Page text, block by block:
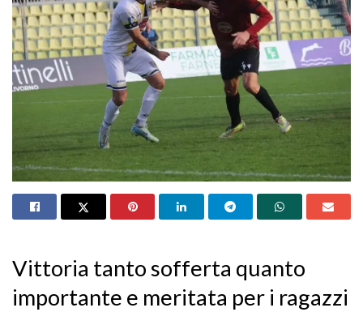
Vittoria tanto sofferta quanto
importante e meritata per i ragazzi